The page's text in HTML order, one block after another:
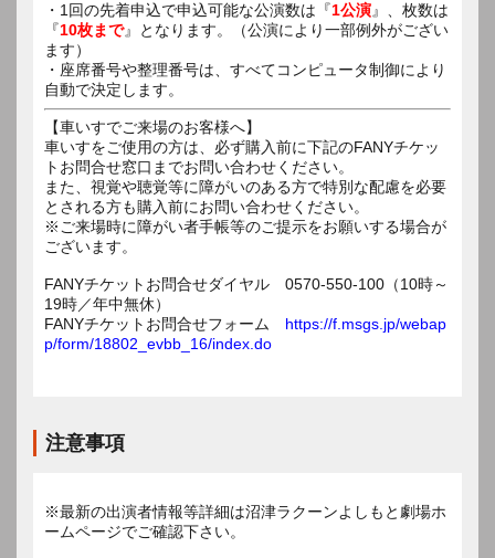
・1回の先着申込で申込可能な公演数は『1公演』、枚数は
『10枚まで』となります。（公演により一部例外がござい
ます）
・座席番号や整理番号は、すべてコンピュータ制御により
自動で決定します。
【車いすでご来場のお客様へ】
車いすをご使用の方は、必ず購入前に下記のFANYチケッ
トお問合せ窓口までお問い合わせください。
また、視覚や聴覚等に障がいのある方で特別な配慮を必要
とされる方も購入前にお問い合わせください。
※ご来場時に障がい者手帳等のご提示をお願いする場合が
ございます。
FANYチケットお問合せダイヤル 0570-550-100（10時～
19時／年中無休）
FANYチケットお問合せフォーム https://f.msgs.jp/webap
p/form/18802_evbb_16/index.do
注意事項
※最新の出演者情報等詳細は沼津ラクーンよしもと劇場ホ
ームページでご確認下さい。